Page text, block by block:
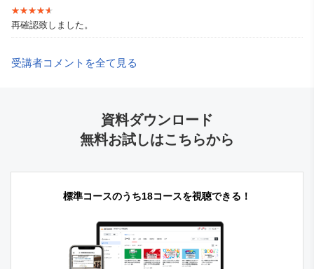
★★★★★
★★★★★
再確認致しました。
受講者コメントを全て見る
資料ダウンロード
無料お試しはこちらから
標準コースのうち18コースを視聴できる！